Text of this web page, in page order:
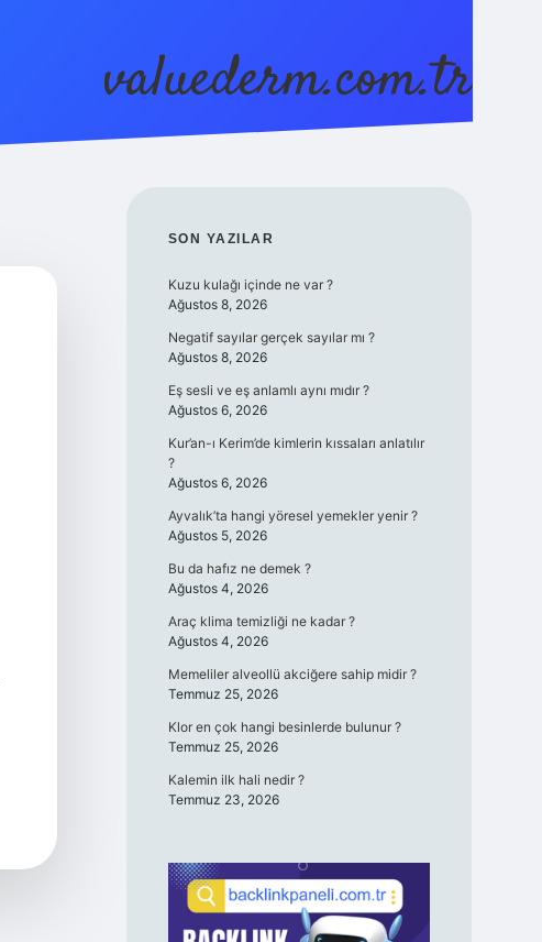
valuederm.com.tr
SIDEBAR
SON YAZILAR
Kuzu kulağı içinde ne var ?
Ağustos 8, 2026
Negatif sayılar gerçek sayılar mı ?
Ağustos 8, 2026
Eş sesli ve eş anlamlı aynı mıdır ?
Ağustos 6, 2026
Kur’an-ı Kerim’de kimlerin kıssaları anlatılır
?
Ağustos 6, 2026
Ayvalık’ta hangi yöresel yemekler yenir ?
Ağustos 5, 2026
Bu da hafız ne demek ?
Ağustos 4, 2026
Araç klima temizliği ne kadar ?
Ağustos 4, 2026
Memeliler alveollü akciğere sahip midir ?
Temmuz 25, 2026
Klor en çok hangi besinlerde bulunur ?
Temmuz 25, 2026
Kalemin ilk hali nedir ?
Temmuz 23, 2026